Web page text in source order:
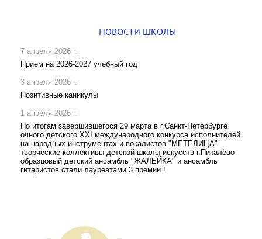
НОВОСТИ ШКОЛЫ
7 апреля 2026 г.
Прием на 2026-2027 учебный год
3 апреля 2026 г.
Позитивные каникулы
1 апреля 2026 г.
По итогам завершившегося 29 марта в г.Санкт-Петербурге
очного детского XXI международного конкурса исполнителей
на народных инструментах и вокалистов "МЕТЕЛИЦА"
творческие коллективы детской школы искусств г.Пикалёво
образцовый детский ансамбль "ЖАЛЕЙКА" и ансамбль
гитаристов стали лауреатами 3 премии !